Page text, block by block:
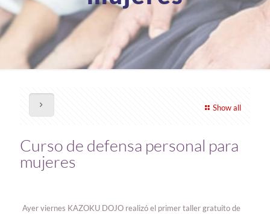
Show all
Curso de defensa personal para
mujeres
Ayer viernes KAZOKU DOJO realizó el primer taller gratuito de